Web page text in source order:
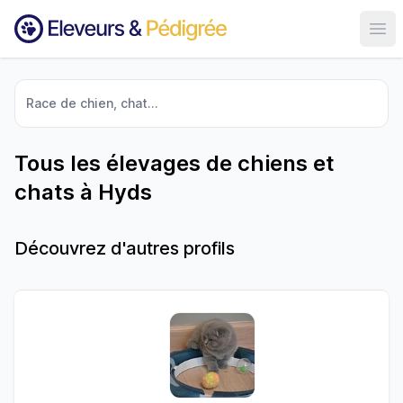
Race de chien, chat...
Tous les élevages de chiens et
chats à Hyds
Découvrez d'autres profils